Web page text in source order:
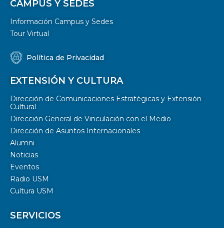
CAMPUS Y SEDES
Información Campus y Sedes
Tour Virtual
Política de Privacidad
EXTENSIÓN Y CULTURA
Dirección de Comunicaciones Estratégicas y Extensión
Cultural
Dirección General de Vinculación con el Medio
Dirección de Asuntos Internacionales
Alumni
Noticias
Eventos
Radio USM
Cultura USM
SERVICIOS